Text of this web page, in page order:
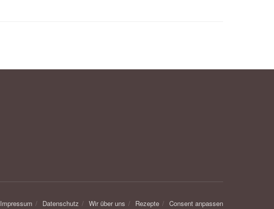
Impressum Datenschutz Wir über uns Rezepte Consent anpassen